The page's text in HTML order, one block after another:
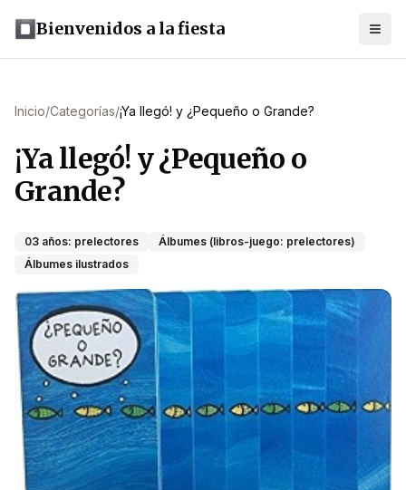
Bienvenidos a la fiesta
Inicio/Categorías/¡Ya llegó! y ¿Pequeño o Grande?
¡Ya llegó! y ¿Pequeño o
Grande?
03 años: prelectores
Álbumes (libros-juego: prelectores)
Álbumes ilustrados